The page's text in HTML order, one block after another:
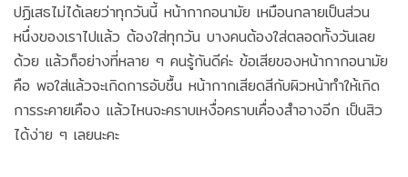
ปฏิเสธไม่ได้เลยว่าทุกวันนี้ หน้ากากอนามัย เหมือนกลายเป็นส่วน
หนึ่งของเราไปแล้ว ต้องใส่ทุกวัน บางคนต้องใส่ตลอดทั้งวันเลย
ด้วย แล้วก็อย่างที่หลาย ๆ คนรู้กันดีค่ะ ข้อเสียของหน้ากากอนามัย
คือ พอใส่แล้วจะเกิดการอับชื้น หน้ากากเสียดสีกับผิวหน้าทำให้เกิด
การระคายเคือง แล้วไหนจะคราบเหงื่อคราบเคื่องสำอางอีก เป็นสิว
ได้ง่าย ๆ เลยนะคะ